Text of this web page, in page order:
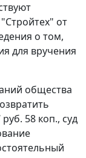
от
о том,
для вручения
общества
58 коп., суд